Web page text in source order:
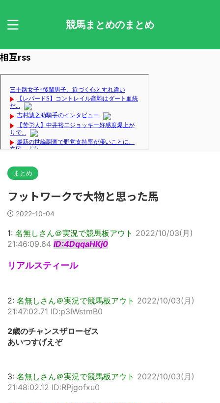
競馬まとめのまとめ
相互rss
まとめ
フットワークで大物と思った馬
2022-10-04
1: 名無しさん＠実況で競馬板アウト 2022/10/03(月)
21:46:09.64 ID:4DqqaHKj0
リアルスティール
2: 名無しさん＠実況で競馬板アウト 2022/10/03(月)
21:47:02.71 ID:p3IWstmB0
2歳のチャンスザローゼス
あいつすげえぞ
3: 名無しさん＠実況で競馬板アウト 2022/10/03(月)
21:48:02.12 ID:RPjgofxu0